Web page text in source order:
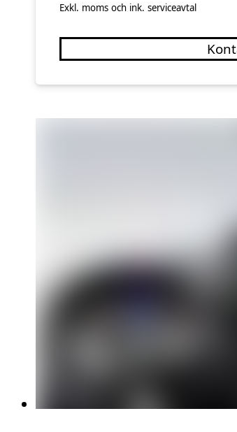
Exkl. moms och ink. serviceavtal